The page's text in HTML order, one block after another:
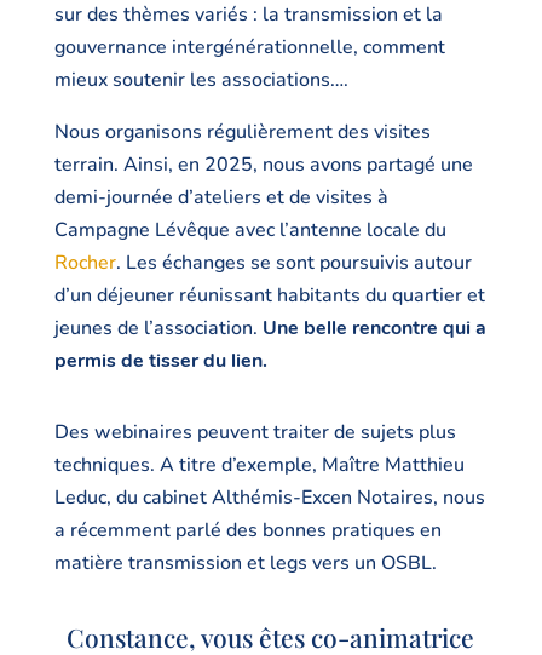
sur des thèmes variés : la transmission et la
gouvernance intergénérationnelle, comment
mieux soutenir les associations….
Nous organisons régulièrement des visites
terrain. Ainsi, en 2025, nous avons partagé une
demi-journée d’ateliers et de visites à
Campagne Lévêque avec l’antenne locale du
Rocher. Les échanges se sont poursuivis autour
d’un déjeuner réunissant habitants du quartier et
jeunes de l’association. Une belle rencontre qui a
permis de tisser du lien.
Des webinaires peuvent traiter de sujets plus
techniques. A titre d’exemple, Maître Matthieu
Leduc, du cabinet Althémis-Excen Notaires, nous
a récemment parlé des bonnes pratiques en
matière transmission et legs vers un OSBL.
Constance, vous êtes co-animatrice